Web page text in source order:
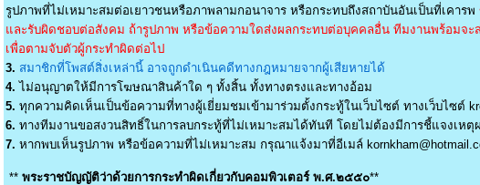
รูปภาพที่ไม่เหมาะสมต่อเยาวชนหรือภาพลามกอนาจาร หรือกระทบถึงสถาบันอันเป็นที่เคารพ
และรับผิดชอบต่อสังคม ถ้ารูปภาพ หรือข้อความใดส่งผลกระทบต่อบุคคลอื่น ทีมงานพร้อมจะส่
เพื่อตามจับตัวผู้กระทำผิดต่อไป
3. สมาชิกที่โพสต์สิ่งเหล่านี้ อาจถูกดำเนินคดีทางกฎหมายจากผู้เสียหายได้
4. ไม่อนุญาตให้มีการโฆษณาสินค้าใด ๆ ทั้งสิ้น ทั้งทางตรงและทางอ้อม
5. ทุกความคิดเห็นเป็นข้อความที่ทางผู้เยี่ยมชมเข้ามาร่วมตั้งกระทู้ในเว็บไซต์ ทางเว็บไซต์
6. ทางทีมงานขอสงวนสิทธิ์ในการลบกระทู้ที่ไม่เหมาะสมได้ทันที โดยไม่ต้องมีการชี้แจงเห
7. หากพบเห็นรูปภาพ หรือข้อความที่ไม่เหมาะสม กรุณาแจ้งมาที่อีเมล์
** พระราชบัญญัติว่าด้วยการกระทำผิดเกี่ยวกับคอมพิวเตอร์ พ.ศ.๒๕๕๐**